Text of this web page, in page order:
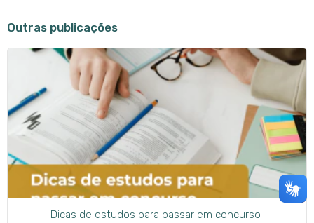
Outras publicações
Dicas de estudos para passar em concurso